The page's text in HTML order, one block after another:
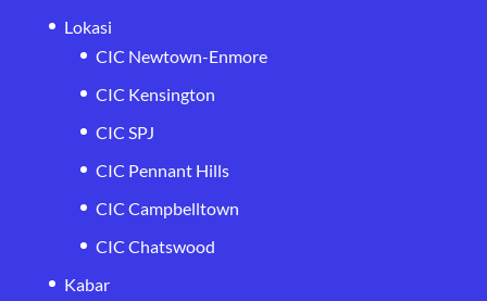
Lokasi
CIC Newtown-Enmore
CIC Kensington
CIC SPJ
CIC Pennant Hills
CIC Campbelltown
CIC Chatswood
Kabar